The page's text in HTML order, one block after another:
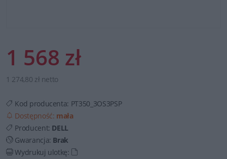
1 568 zł
1 274,80 zł netto
Kod producenta: PT350_3OS3PSP
Dostępność: mała
Producent: DELL
Gwarancja: Brak
Wydrukuj ulotkę: